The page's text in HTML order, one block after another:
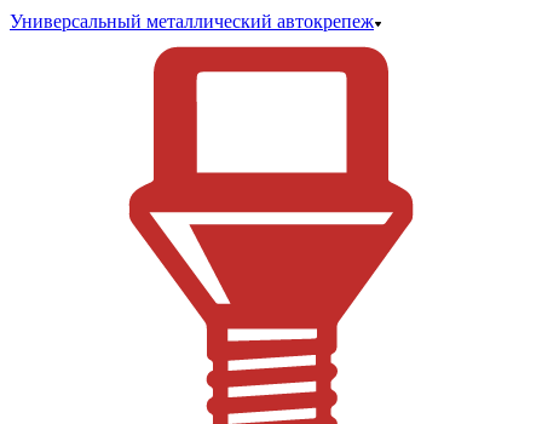
Универсальный металлический автокрепеж